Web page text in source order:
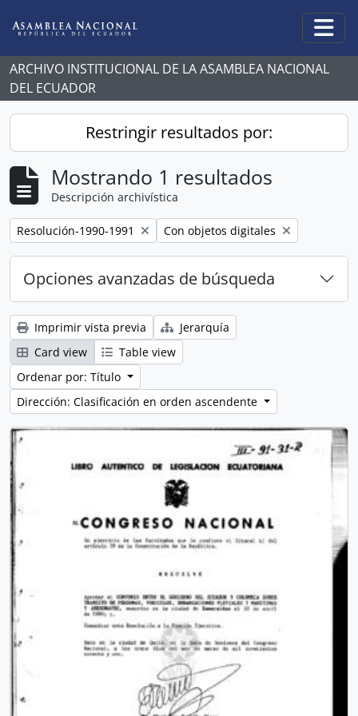
ARCHIVO INSTITUCIONAL DE LA ASAMBLEA NACIONAL
DEL ECUADOR
Restringir resultados por:
Mostrando 1 resultados
Descripción archivística
Remove filter:
Resolución-1990-1991 Remove filter:
Con objetos digitales
Opciones avanzadas de búsqueda
Imprimir vista previa
Jerarquía
Card view
Table view
Ordenar por: Título
Dirección: Clasificación en orden ascendente